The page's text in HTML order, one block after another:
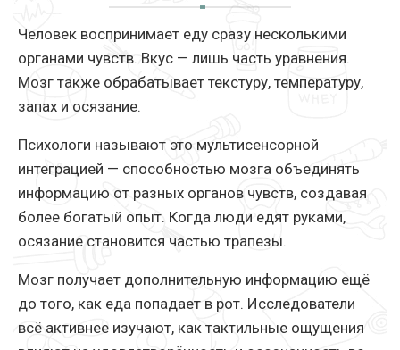
Человек воспринимает еду сразу несколькими
органами чувств. Вкус — лишь часть уравнения.
Мозг также обрабатывает текстуру, температуру,
запах и осязание.
Психологи называют это мультисенсорной
интеграцией — способностью мозга объединять
информацию от разных органов чувств, создавая
более богатый опыт. Когда люди едят руками,
осязание становится частью трапезы.
Мозг получает дополнительную информацию ещё
до того, как еда попадает в рот. Исследователи
всё активнее изучают, как тактильные ощущения